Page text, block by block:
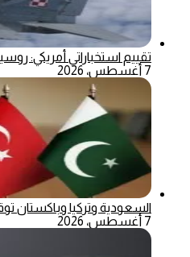
تقييم استخباراتي أمريكي: روسيا قد
7 أغسطس، 2026
السعودية وتركيا وباكستان
7 أغسطس، 2026